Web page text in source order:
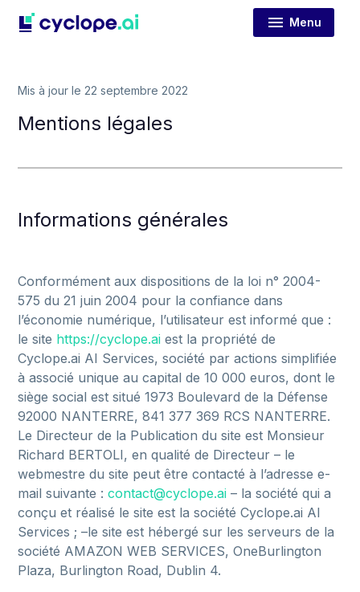
Menu
Mis à jour le 22 septembre 2022
Mentions légales
Informations générales
Conformémentauxdispositionsde la loi n°2004-
575du21juin2004 pour laconfiancedans
l’économie numérique, l’utilisateurestinforméque :
lesite https://cyclope.ai est la propriétéde
Cyclope.ai AI Services,société paractionssimplifiée
àassocié uniqueaucapitalde10000euros,dont le
siègesocialestsitué1973 Boulevardde la Défense
92000 NANTERRE,841377369 RCS NANTERRE.
Le Directeurde la Publicationdusiteest Monsieur
Richard BERTOLI,enqualitéde Directeur– le
webmestredusite peutêtrecontactéà l’adressee-
mailsuivante :contact@cyclope.ai – lasociétéquia
conçuet réalisé lesiteest lasociétéCyclope.ai AI
Services ;–lesiteest hébergésur lesserveursde la
société AMAZONWEB SERVICES,OneBurlington
Plaza, Burlington Road, Dublin 4.